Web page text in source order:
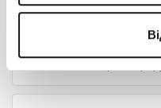
страницстраница
Показать все